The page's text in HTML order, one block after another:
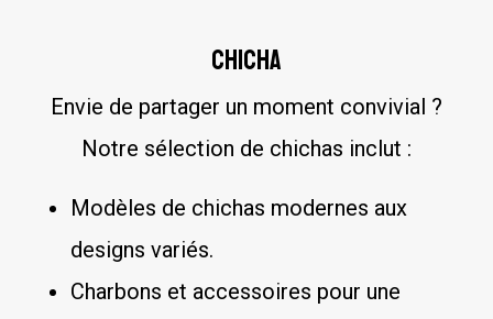
Chicha
Envie de partager un moment convivial ?
Notre sélection de chichas inclut :
Modèles de chichas modernes aux
designs variés.
Charbons et accessoires pour une